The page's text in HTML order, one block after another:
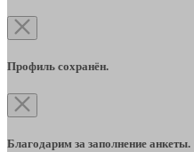
Профиль сохранён.
Благодарим за заполнение анкеты.